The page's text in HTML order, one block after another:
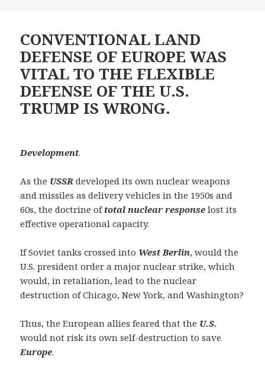
CONVENTIONAL LAND
DEFENSE OF EUROPE WAS
VITAL TO THE FLEXIBLE
DEFENSE OF THE U.S.
TRUMP IS WRONG.
Development.
As the USSR developed its own nuclear weapons
and missiles as delivery vehicles in the 1950s and
60s, the doctrine oftotal nuclear response lost its
effective operational capacity.
If Soviet tanks crossed into West Berlin, would the
U.S. president order a major nuclear strike, which
would, in retaliation, lead to the nuclear
destruction of Chicago, New York, and Washington?
Thus, the European allies feared that the U.S.
would not risk its own self-destruction to save
Europe.